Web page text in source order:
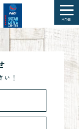
MENU
い！